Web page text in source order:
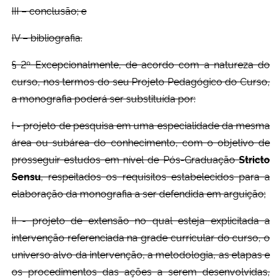
III – conclusão; e
IV – bibliografia.
§ 2º Excepcionalmente, de acordo com a natureza do
curso, nos termos do seu Projeto Pedagógico do Curso,
a monografia poderá ser substituída por:
I - projeto de pesquisa em uma especialidade da mesma
área ou subárea do conhecimento, com o objetivo de
prosseguir estudos em nível de Pós-GraduaçãoStricto
Sensu, respeitados os requisitos estabelecidos para a
elaboração da monografia a ser defendida em arguição;
II - projeto de extensão no qual esteja explicitada a
intervenção referenciada na grade curricular do curso, o
universo alvo da intervenção, a metodologia, as etapas e
os procedimentos das ações a serem desenvolvidas,